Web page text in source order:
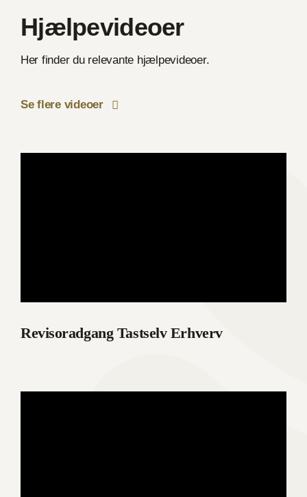
Hjælpevideoer
Her finder du relevante hjælpevideoer.
Se flere videoer
Revisoradgang Tastselv Erhverv